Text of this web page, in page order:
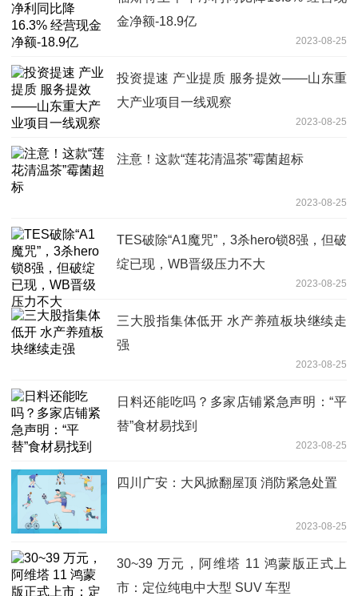
金净额-18.9亿
2023-08-25
投资提速 产业提质 服务提效——山东重
大产业项目一线观察
2023-08-25
注意！这款“莲花清温茶”霉菌超标
2023-08-25
TES破除“A1魔咒”，3杀hero锁8强，但破
绽已现，WB晋级压力不大
2023-08-25
三大股指集体低开 水产养殖板块继续走
强
2023-08-25
日料还能吃吗？多家店铺紧急声明：“平
替”食材易找到
2023-08-25
四川广安：大风掀翻屋顶 消防紧急处置
2023-08-25
30~39 万元，阿维塔 11 鸿蒙版正式上
市：定位纯电中大型 SUV 车型